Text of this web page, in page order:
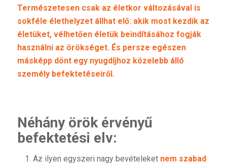
Természetesen csak az életkor változásával is
sokféle élethelyzet állhat elő: akik most kezdik az
életüket, vélhetően életük beindításához fogják
használni az örökséget. És persze egészen
másképp dönt egy nyugdíjhoz közelebb álló
személy befektetéseiről.
Néhány örök érvényű
befektetési elv:
Az ilyen egyszeri nagy bevételeketnem szabad